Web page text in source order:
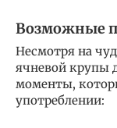
Возможные
Несмотря на
ячневой крупы
моменты,
употреблении: